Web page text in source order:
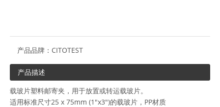
产品品牌： CITOTEST
产品描述
载玻片塑料邮寄夹，用于放置或转运载玻片。
适用标准尺寸25 x 75mm (1"x3")的载玻片，PP材质